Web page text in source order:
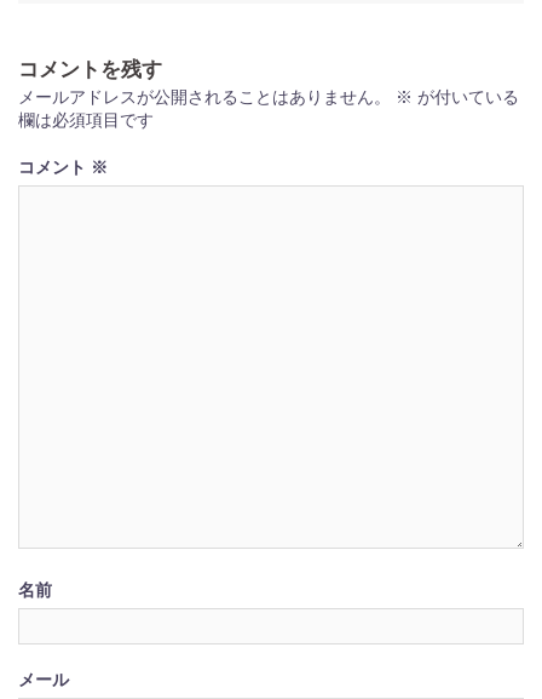
ゲ
ー
シ
ョ
コメントを残す
メールアドレスが公開されることはありません。 ※ が付いている
欄は必須項目です
コメント ※
名前
メール